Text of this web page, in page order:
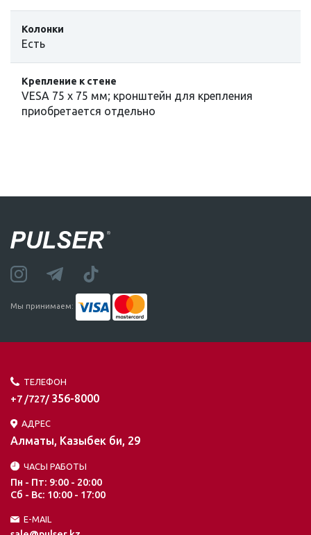
Колонки
Есть
Крепление к стене
VESA 75 x 75 мм; кронштейн для крепления
приобретается отдельно
Мы принимаем:
ТЕЛЕФОН
+7 /727/ 356-8000
АДРЕС
Алматы, Казыбек би, 29
ЧАСЫ РАБОТЫ
Пн - Пт: 9:00 - 20:00
Сб - Вс: 10:00 - 17:00
E-MAIL